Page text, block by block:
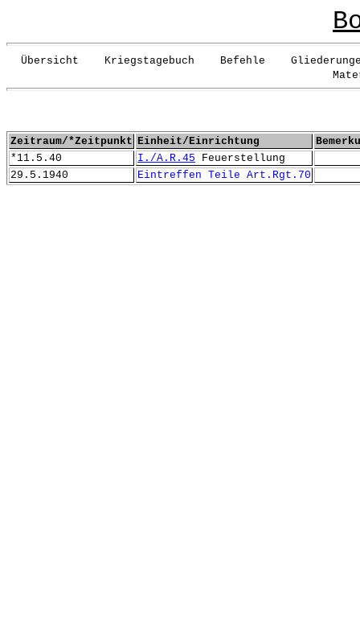
Übersicht Kriegstagebuch Befehle
Zeitraum/*Zeitpunkt Einheit/Einrichtung
*11.5.40
I./A.R.45 Feuerstellung
29.5.1940
Eintreffen Teile Art.Rgt.70